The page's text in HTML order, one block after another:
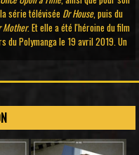
série télévisée Dr House, puis du
Mother. Et elle a été l'héroine du film
du Polymanga le 19 avril 2019. Un